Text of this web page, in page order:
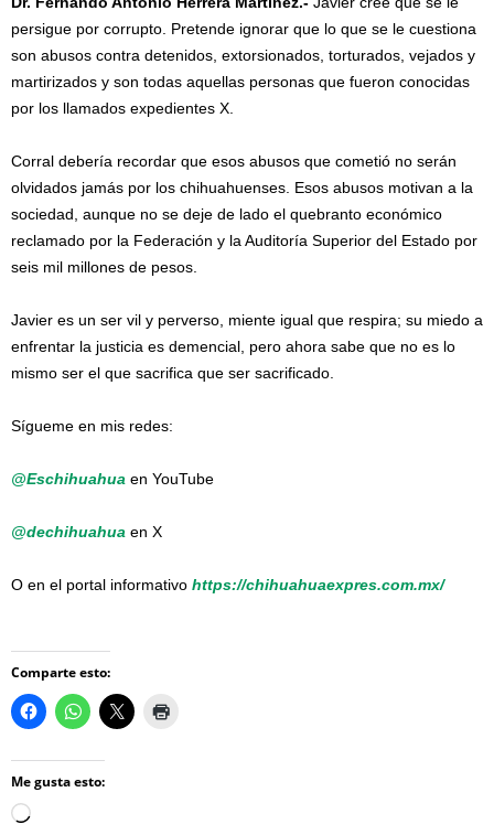
persigue por corrupto. Pretende ignorar que lo que se le cuestiona
son abusos contra detenidos, extorsionados, torturados, vejados y
martirizados y son todas aquellas personas que fueron conocidas
por los llamados expedientes X.
Corral debería recordar que esos abusos que cometió no serán
olvidados jamás por los chihuahuenses. Esos abusos motivan a la
sociedad, aunque no se deje de lado el quebranto económico
reclamado por la Federación y la Auditoría Superior del Estado por
seis mil millones de pesos.
Javier es un ser vil y perverso, miente igual que respira; su miedo a
enfrentar la justicia es demencial, pero ahora sabe que no es lo
mismo ser el que sacrifica que ser sacrificado.
Sígueme en mis redes:
@Eschihuahua en YouTube
@dechihuahua en X
O en el portal informativo https://chihuahuaexpres.com.mx/
Comparte esto:
Me gusta esto:
Loading…